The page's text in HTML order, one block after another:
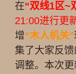
在“双线1区~
21:00进行更
增“木人机关”
集了大家反
调整。本次